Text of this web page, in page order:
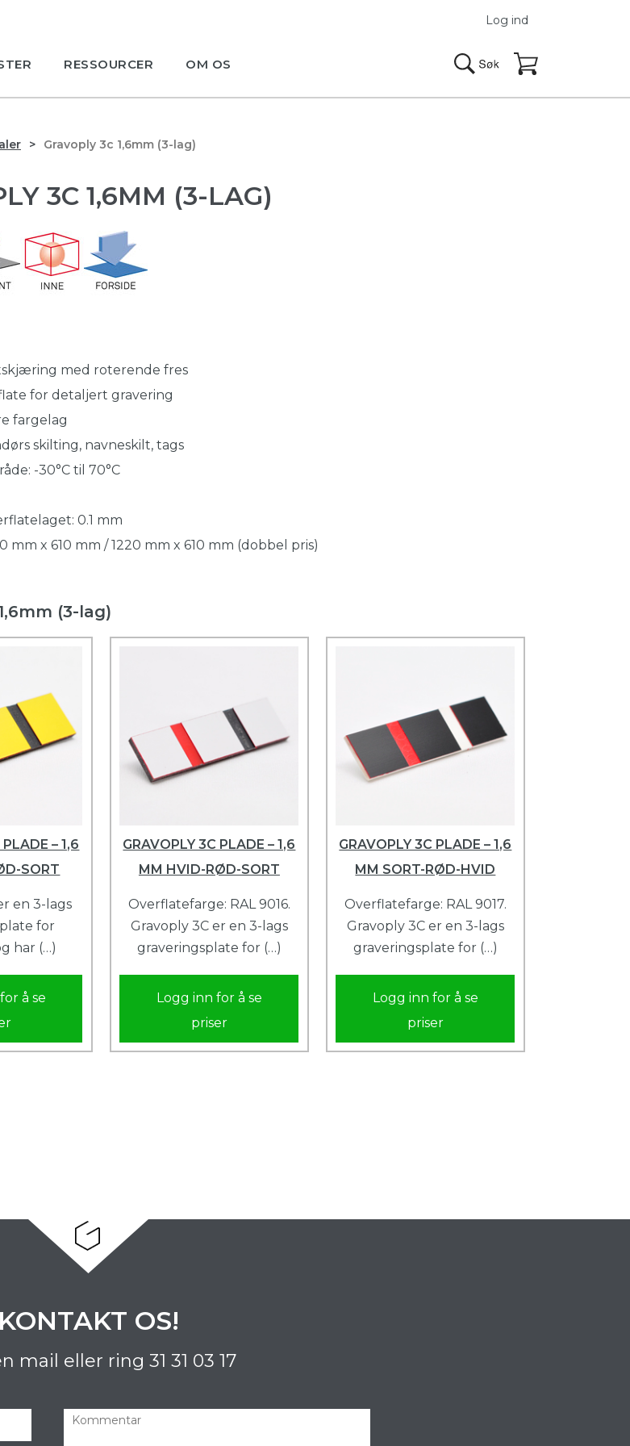
RESSOURCER OM OS
Log ind
Gravoply 3c 1,6mm (3-lag)
3C 1,6MM (3-LAG)
med roterende fres
for detaljert gravering
fargelag
skilting, navneskilt, tags
-30°C til 70°C
0.1 mm
mm x 610 mm / 1220 mm x 610 mm (dobbel pris)
(3-lag)
– 1,6
SORT
en 3-lags
for
har (…)
å se
GRAVOPLY 3C PLADE – 1,6
MM HVID-RØD-SORT
Overflatefarge: RAL 9016.
Gravoply 3C er en 3-lags
graveringsplate for (…)
Logg inn for å se
priser
GRAVOPLY 3C PLADE – 1,6
MM SORT-RØD-HVID
Overflatefarge: RAL 9017.
Gravoply 3C er en 3-lags
graveringsplate for (…)
Logg inn for å se
priser
KONTAKT OS!
mail eller ring 31 31 03 17